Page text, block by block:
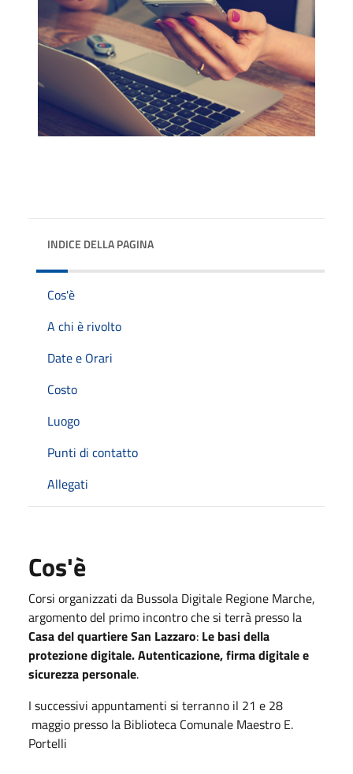
INDICE DELLA PAGINA
Cos'è
A chi è rivolto
Date e Orari
Costo
Luogo
Punti di contatto
Allegati
Cos'è
Corsi organizzati da Bussola Digitale Regione Marche,
argomento del primo incontro che si terrà presso la
Casa del quartiere San Lazzaro: Le basi della
protezione digitale. Autenticazione, firma digitale e
sicurezza personale.
I successivi appuntamenti si terranno il 21 e 28
maggio presso la Biblioteca Comunale Maestro E.
Portelli